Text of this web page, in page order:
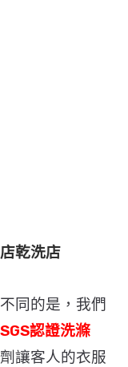
乾洗店
同的是，我們
SGS認證洗滌
讓客人的衣服